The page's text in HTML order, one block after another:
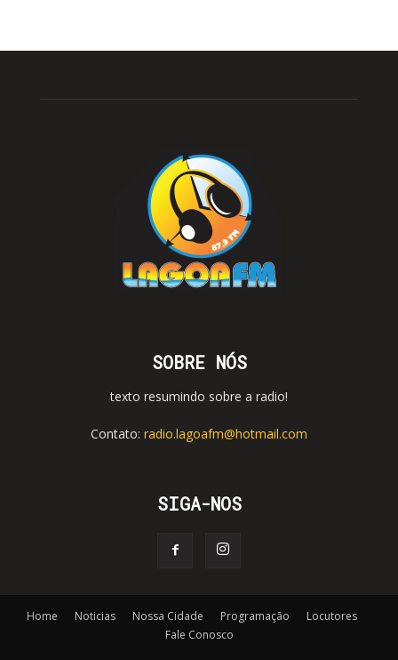
SOBRE NÓS
texto resumindo sobre a radio!
Contato: radio.lagoafm@hotmail.com
SIGA-NOS
Home Noticias Nossa Cidade Programação
Locutores
Fale Conosco